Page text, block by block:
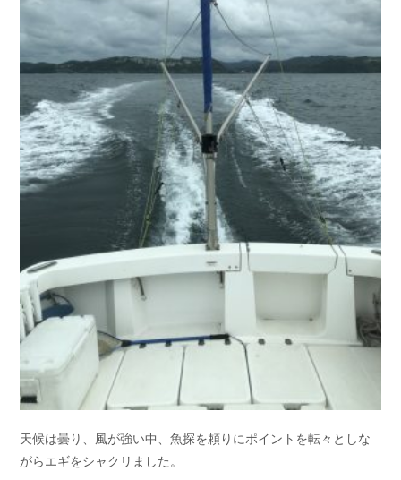
天候は曇り、風が強い中、魚探を頼りにポイントを転々としな
がらエギをシャクリました。